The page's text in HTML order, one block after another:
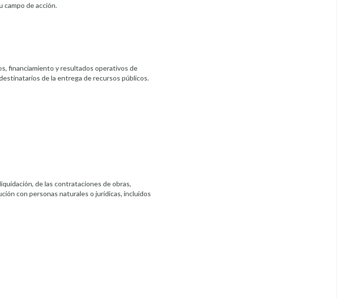
campo de acción.
financiamiento y resultados operativos de
de la entrega de recursos públicos.
de las contrataciones de obras,
con personas naturales o jurídicas, incluidos